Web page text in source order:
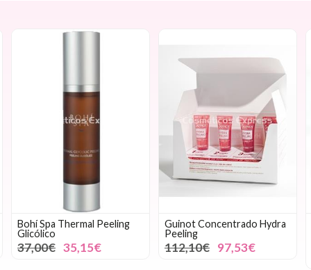
Bohí Spa Thermal Peeling
Glicólico
37,00€ 35,15€
Guinot Concentrado Hydra
Peeling
112,10€ 97,53€